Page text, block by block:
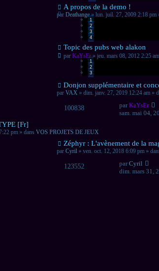
Nouveau
message
A propos de la demo !
par Deathange» lun. juil. 27, 2009 2:18 pm
1
2
3
4
Nouveau
message
Topic des pubs web alakon
par KaYsEr» jeu. mars 08, 2012 2:25
1
2
3
Nouveau
message
Donjon supplémentaire et
par VAX » dim. janv. 27, 2019 12:24 am »
100838 parKaYsEr
sam. mai 04,
[Fr]
pm » dans VOS PROJETS DE JEUX
Nouveau
message
Zéphyr : L'avènement de la
par Cyril » ven. oct. 12, 2018 6:09 pm »
123552 parCyril
dim. mars 31,